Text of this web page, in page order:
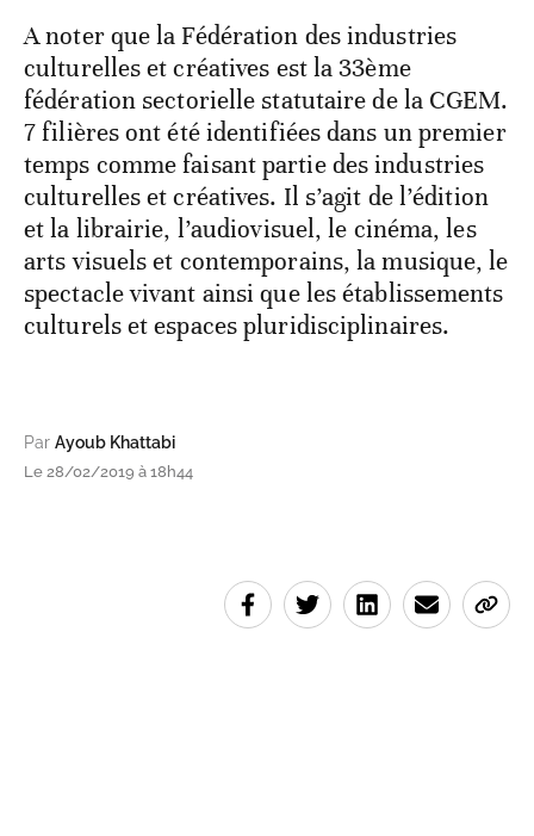
A noter que la Fédération des industries
culturelles et créatives est la 33ème
fédération sectorielle statutaire de la CGEM.
7 filières ont été identifiées dans un premier
temps comme faisant partie des industries
culturelles et créatives. Il s’agit de l’édition
et la librairie, l’audiovisuel, le cinéma, les
arts visuels et contemporains, la musique, le
spectacle vivant ainsi que les établissements
culturels et espaces pluridisciplinaires.
Par Ayoub Khattabi
Le 28/02/2019 à 18h44